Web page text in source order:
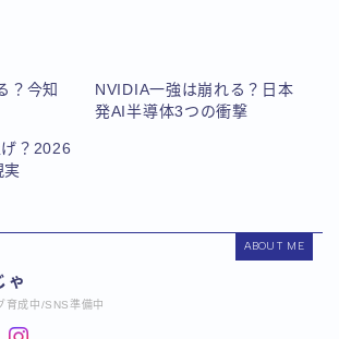
？今知
NVIDIA一強は崩れる？日本
発AI半導体3つの衝撃
？2026
実
ABOUT ME
ゃ
育成中/SNS準備中